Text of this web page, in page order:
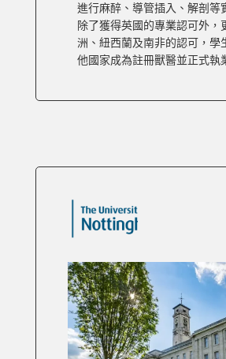
進行麻醉、導管插入、解剖等
除了獲得英國的專業認可外，
洲、紐西蘭及南非的認可，學
他國家成為註冊獸醫並正式執